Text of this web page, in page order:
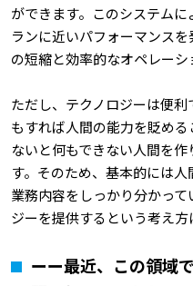
ができます。このシステム
ランに近いパフォーマンス
の短縮と効率的なオペレーシ
ただし、テクノロジーは便
もすれば人間の能力を貶め
ないと何もできない人間を
す。そのため、基本的には人
業務内容をしっかり分かっ
ジーを提供するという考え方
ーー最近、この領域